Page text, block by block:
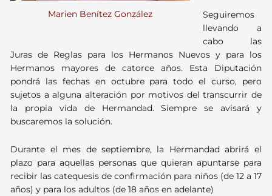
Marien Benítez González
Seguiremos
llevando a
cabo las
Juras de Reglas para los Hermanos Nuevos y para los
Hermanos mayores de catorce años. Esta Diputación
pondrá las fechas en octubre para todo el curso, pero
sujetos a alguna alteración por motivos del transcurrir de
la propia vida de Hermandad. Siempre se avisará y
buscaremos la solución.
Durante el mes de septiembre, la Hermandad abrirá el
plazo para aquellas personas que quieran apuntarse para
recibir las catequesis de confirmación para niños (de 12 a 17
años) y para los adultos (de 18 años en adelante)